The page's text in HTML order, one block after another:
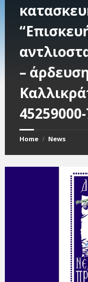
–
Home / News